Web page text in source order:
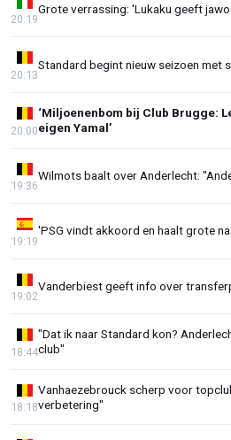
Grote verrassing: 'Lukaku geeft
20:19
Standard begint nieuw seizoen met
20:13
‘Miljoenenbom bij Club Brugge:
eigen Yamal’
20:00
Wilmots baalt over Anderlecht:
19:36
'PSG vindt akkoord en haalt grote
19:19
Vanderbiest geeft info over
19:02
"Dat ik naar Standard kon?
club"
18:44
Vanhaezebrouck scherp voor
verbetering"
18:18